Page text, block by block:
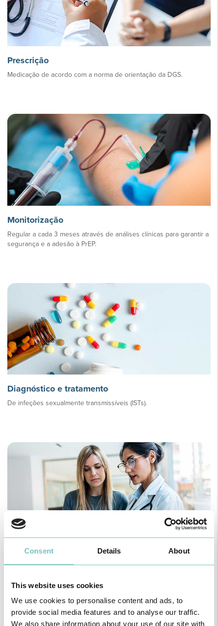
Consent Details About
This website uses cookies
We use cookies to personalise content and ads, to
provide social media features and to analyse our traffic.
We also share information about your use of our site with
Prescrição
Medicação de acordo com a norma de orientação da DGS.
Monitorização
Regular a cada 3 meses através de análises clínicas para garantir a
segurança e a adesão à PrEP.
Diagnóstico e tratamento
De infeções sexualmente transmissíveis (ISTs).
Aconselhamento